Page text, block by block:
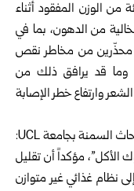
إلى أن ما يصل إلى 40 بالمئة من الوزن المفقود أثناء
من الدهون، بما في
محذّرين من مخاطر نقص
وما قد يرافق ذلك من
وارتفاع خطر الإصابة
وقال الدكتور أدريان براون، الباحث في مركز أبحاث السمنة بجامعة UCL:
الأكل”، مؤكداً أن تقليل
نظام غذائي غير متوازن